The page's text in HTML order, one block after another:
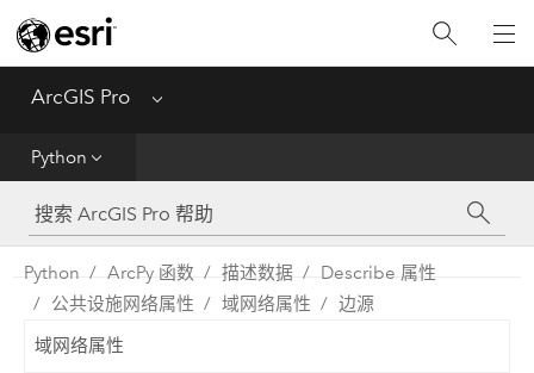
ArcGIS Pro Menu
Python
工具参考
Python
SDK
Python ArcPy 函数 描述数据
Describe 属性
公共设施网络属性
域网络属性
边源
域网络属性